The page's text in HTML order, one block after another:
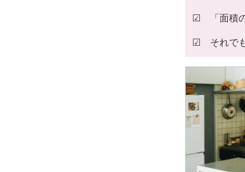
☑ 「面積の
☑ それでも